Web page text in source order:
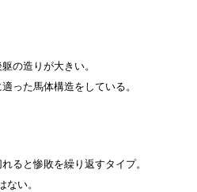
の造りが大きい。
った馬体構造をしている。
ると惨敗を繰り返すタイプ。
い。